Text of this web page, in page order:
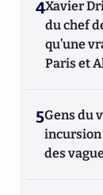
4Xavier
du chef
qu’une
Paris et
5Gens du
des